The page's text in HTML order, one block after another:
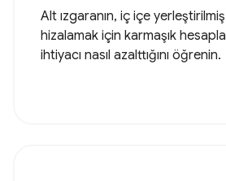
Alt ızgaranın, iç içe yerleştirilmiş
hizalamak için karmaşık
ihtiyacı nasıl azalttığını öğrenin.